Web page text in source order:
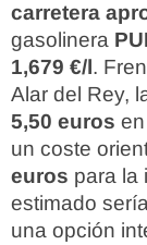
carretera
gasolinera
1,679 €/l.
Alar del Rey,
5,50 euros
un coste
euros para la
estimado
una opción